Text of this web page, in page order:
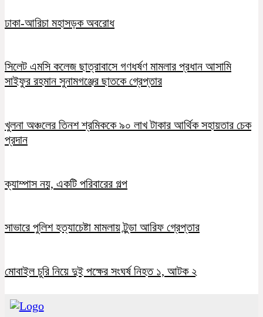
ঢাকা-আরিচা মহাসড়ক অবরোধ
সিলেট এমসি কলেজ ছাত্রাবাসে গণধর্ষণ মামলার প্রধান আসামি
সাইফুর রহমান সুনামগঞ্জের ছাতকে গ্রেপ্তার
খুলনা অঞ্চলের তিনশ শ্রমিককে ৯০ লাখ টাকার আর্থিক সহায়তার চেক
প্রদান
ক্যাম্পাস নয়, একটি পরিবারের গল্প
সাভারে পুলিশ হত্যাচেষ্টা মামলায় টুন্ডা আরিফ গ্রেপ্তার
মোবাইল চুরি নিয়ে দুই পক্ষের সংঘর্ষ নিহত ১, আটক ২